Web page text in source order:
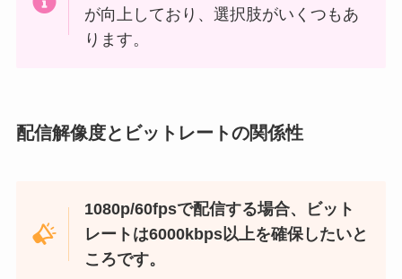
が向上しており、選択肢がいくつもあ
ります。
配信解像度とビットレートの関係性
1080p/60fpsで配信する場合、ビット
レートは6000kbps以上を確保したいと
ころです。